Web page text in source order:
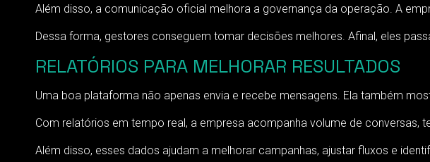
Além disso, a comunicação oficial melhora a governança da operação. A
Dessa forma, gestores conseguem tomar decisões melhores. Afinal, eles
RELATÓRIOS PARA MELHORAR RESULTADOS
Uma boa plataforma não apenas envia e recebe mensagens. Ela também
Com relatórios em tempo real, a empresa acompanha volume de
Além disso, esses dados ajudam a melhorar campanhas, ajustar fluxos e